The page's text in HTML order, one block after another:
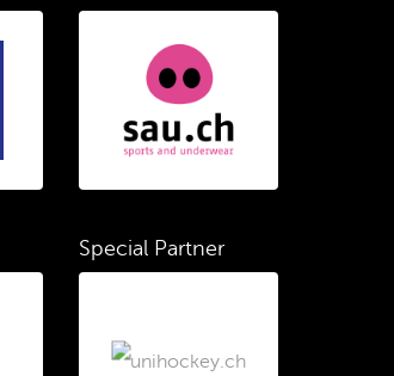
Special Partner